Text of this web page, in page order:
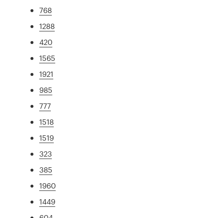
768
1288
420
1565
1921
985
777
1518
1519
323
385
1960
1449